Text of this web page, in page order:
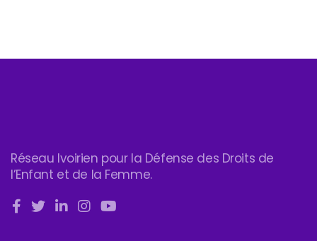
Réseau Ivoirien pour la Défense des Droits de
l’Enfant et de la Femme.